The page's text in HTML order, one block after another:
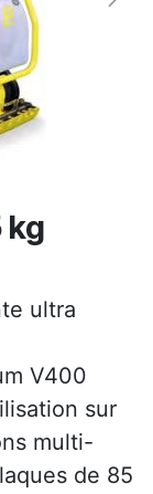
kg
ultra
V400
sur
multi-
de 85